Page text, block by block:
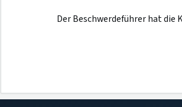
Der Beschwerdeführer hat